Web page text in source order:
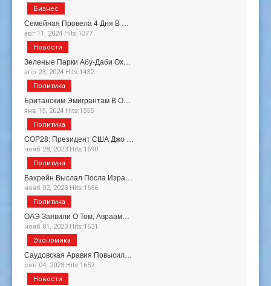
Семейная Провела 4 Дня В …
авг 11, 2024 Hits:1377
Бизнес
Зеленые Парки Абу-Даби Ох…
апр 23, 2024 Hits:1432
Новости
Британским Эмигрантам В О…
янв 15, 2024 Hits:1555
Политика
COP28: Президент США Джо …
нояб 28, 2023 Hits:1690
Политика
Бахрейн Выслал Посла Изра…
нояб 02, 2023 Hits:1656
Политика
ОАЭ Заявили О Том, Авраам…
нояб 01, 2023 Hits:1631
Политика
Саудовская Аравия Повысил…
сен 04, 2023 Hits:1652
Экономика
Новости